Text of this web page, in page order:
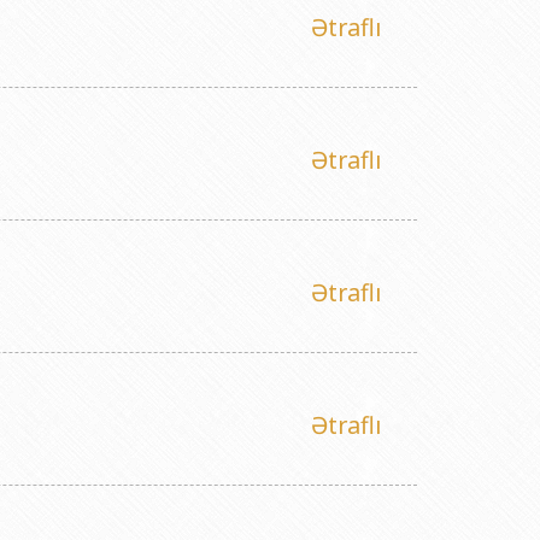
Publik Hüquqi Şəxsi
Publik Hüquqi Şəxsi
Biologiya İnstitutu Publik Hüquqi Şəxsi
Ətraflı
Ətraflı
Ətraflı
Ətraflı